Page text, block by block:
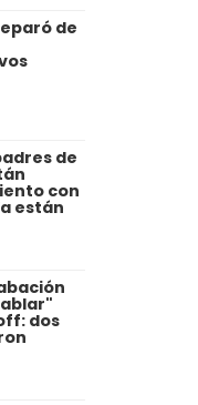
de
de
con
están
dos